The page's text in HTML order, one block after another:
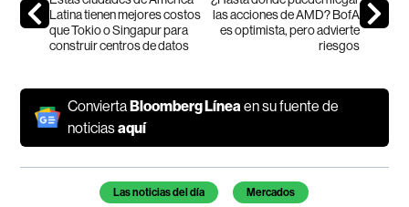
Latina tienen mejores costos
que Tokio o Singapur para
construir centros de datos
las acciones de AMD? BofA
es optimista, pero advierte
riesgos
ConviertaBloomberg Línea en su fuente de
noticiasaquí
Temas de este artículo
Las noticias del día Mercados